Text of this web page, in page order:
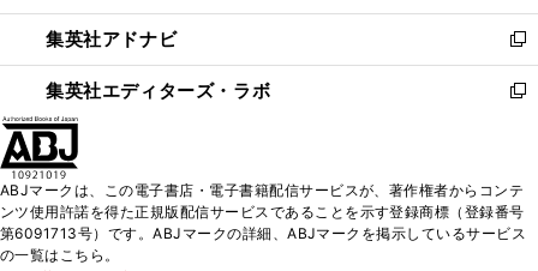
開
く
ウ
で
開
く
ン
ド
ウ
で
ウ
ィ
ン
ド
く
集英社アドナビ
新
し
い
ド
ウ
で
集英社エディターズ・ラボ
新
ィ
ン
ド
ABJマークは、この電子書店・電子書籍配信サービスが、著作権者からコンテ
ンツ使用許諾を得た正規版配信サービスであることを示す登録商標（登録番号
第6091713号）です。ABJマークの詳細、ABJマークを掲示しているサービス
の一覧はこちら。